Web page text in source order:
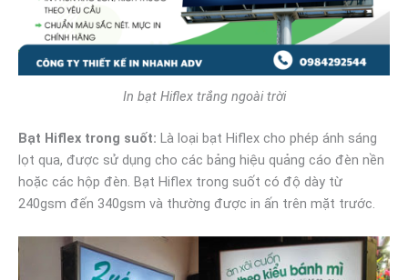
In bạt Hiflex trắng ngoài trời
Bạt Hiflex trong suốt: Là loại bạt Hiflex cho phép ánh sáng
lọt qua, được sử dụng cho các bảng hiệu quảng cáo đèn nền
hoặc các hộp đèn. Bạt Hiflex trong suốt có độ dày từ
240gsm đến 340gsm và thường được in ấn trên mặt trước.